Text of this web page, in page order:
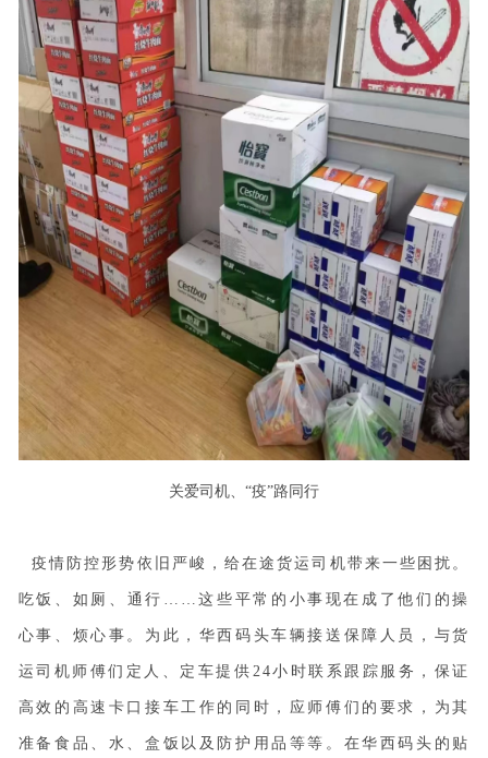
关爱司机、 “疫”路同行
疫情防控形势依旧严峻，给在途货运司机带来一些困扰。
吃饭、如厕、通行 ……这些平常的小事现在成了他们的操
心事、烦心事。为此，华西码头车辆接送保障人员，与货
运司机师傅们定人、定车提供24小时联系跟踪服务，保证
高效的高速卡口接车工作的同时，应师傅们的要求，为其
准备食品、水、盒饭以及防护用品等等。在华西码头的贴